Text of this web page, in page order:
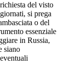
del visto
si prega
o del
essenziale
in Russia,
siano